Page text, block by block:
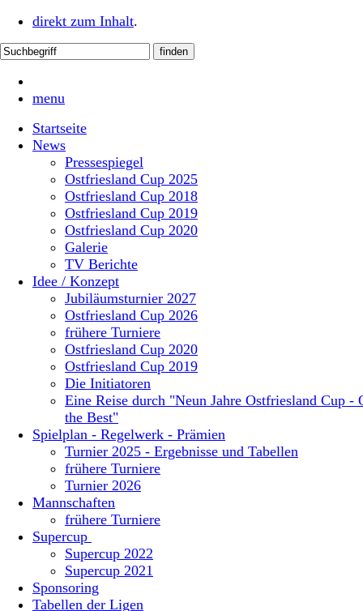
direkt zum Inhalt.
menu
Startseite
News
Pressespiegel
Ostfriesland Cup 2025
Ostfriesland Cup 2018
Ostfriesland Cup 2019
Ostfriesland Cup 2020
Galerie
TV Berichte
Idee / Konzept
Jubiläumsturnier 2027
Ostfriesland Cup 2026
frühere Turniere
Ostfriesland Cup 2020
Ostfriesland Cup 2019
Die Initiatoren
Eine Reise durch "Neun Jahre Ostfriesland Cup -
the Best"
Spielplan - Regelwerk - Prämien
Turnier 2025 - Ergebnisse und Tabellen
frühere Turniere
Turnier 2026
Mannschaften
frühere Turniere
Supercup
Supercup 2022
Supercup 2021
Sponsoring
Tabellen der Ligen